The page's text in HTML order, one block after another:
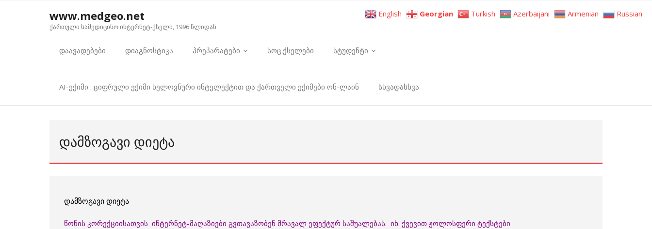
www.medgeo.net
ქართული სამედიცინო ინტერნეტ-ქსელი, 1996 წლიდან
დაავადებები დიაგნოსტიკა პრეპარატები სოც.ქსელები სტუდენტი
AI-ექიმი . ციფრული ექიმი ხელოვნური ინტელექტით და ქართველი ექიმები ონ-ლაინ სხვადასხვა
ᲓᲐᲛᲖᲝᲒᲐᲕᲘ ᲓᲘᲔᲢᲐ
დამზოგავი დიეტა
წონის კორექციისათვის ინტერნეტ-მაღაზიები გვთავაზობენ მრავალ ეფექტურ საშუალებას. იხ. ქვევით ჟოლოსფერი ტექსტები
English Georgian Turkish Azerbaijani Armenian Russian